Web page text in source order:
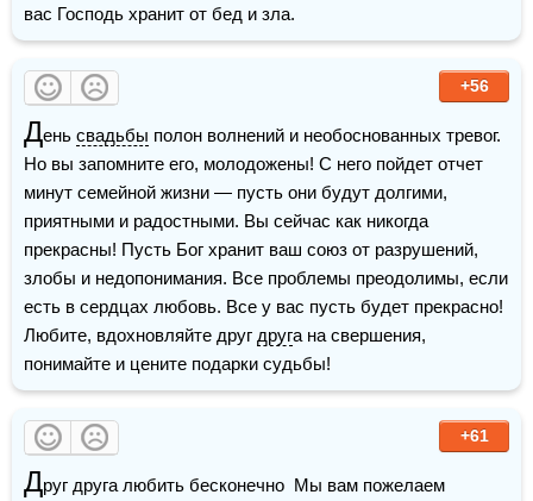
вас Господь хранит от бед и зла.
+56
День свадьбы полон волнений и необоснованных тревог.
Но вы запомните его, молодожены! С него пойдет отчет
минут семейной жизни — пусть они будут долгими,
приятными и радостными. Вы сейчас как никогда
прекрасны! Пусть Бог хранит ваш союз от разрушений,
злобы и недопонимания. Все проблемы преодолимы, если
есть в сердцах любовь. Все у вас пусть будет прекрасно!
Любите, вдохновляйте друг друга на свершения,
понимайте и цените подарки судьбы!
+61
Друг друга любить бесконечно  Мы вам пожелаем